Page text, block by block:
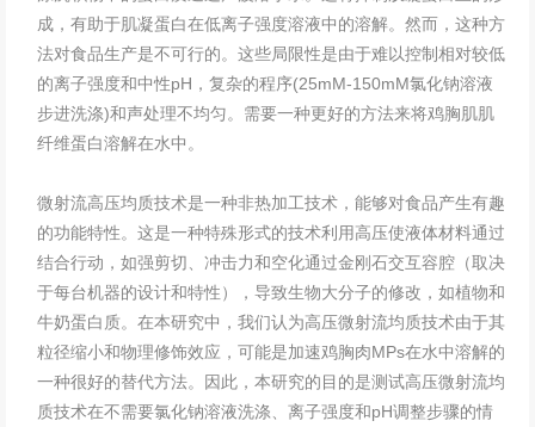
成，有助于肌凝蛋白在低离子强度溶液中的溶解。然而，这种方
法对食品生产是不可行的。这些局限性是由于难以控制相对较低
的离子强度和中性pH，复杂的程序(25mM-150mM氯化钠溶液
步进洗涤)和声处理不均匀。需要一种更好的方法来将鸡胸肌肌
纤维蛋白溶解在水中。
微射流高压均质技术是一种非热加工技术，能够对食品产生有趣
的功能特性。这是一种特殊形式的技术利用高压使液体材料通过
结合行动，如强剪切、冲击力和空化通过金刚石交互容腔（取决
于每台机器的设计和特性），导致生物大分子的修改，如植物和
牛奶蛋白质。在本研究中，我们认为高压微射流均质技术由于其
粒径缩小和物理修饰效应，可能是加速鸡胸肉MPs在水中溶解的
一种很好的替代方法。因此，本研究的目的是测试高压微射流均
质技术在不需要氯化钠溶液洗涤、离子强度和pH调整步骤的情